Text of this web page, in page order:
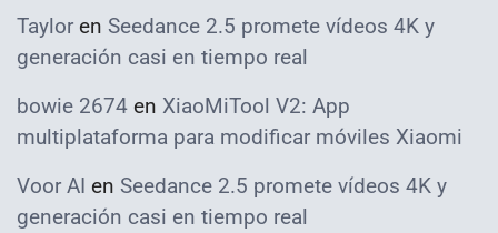
Taylor en Seedance 2.5 promete vídeos 4K y
generación casi en tiempo real
bowie 2674 en XiaoMiTool V2: App
multiplataforma para modificar móviles Xiaomi
Voor AI en Seedance 2.5 promete vídeos 4K y
generación casi en tiempo real